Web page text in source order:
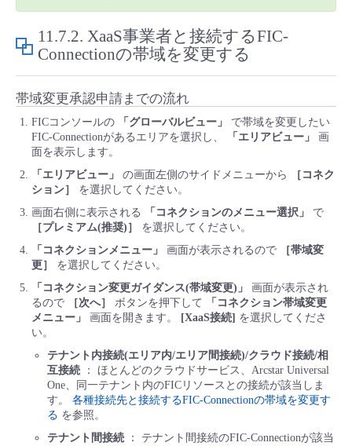
11.7.2. XaaS事業者と接続するFIC-
Connectionの帯域を変更する
帯域変更承認申請までの流れ
FICコンソールの 「グローバルビュー」
で帯域を変更したい
FIC-Connectionがあるエリアを選択し、
「エリアビュー」
画
面を表示します。
「エリアビュー」
の画面左側のサイドメニューから
［コネク
ション］
を選択してください。
画面右側に表示される
「コネクションのメニュー選択」
で
［プレミアム(推奨)］
を選択してください。
「コネクションメニュー」
画面が表示されるので
［帯域変
更］
を選択してください。
「コネクション変更ガイダンス(帯域変更)」
画面が表示され
るので
［次へ］ ボタンを押下して
「コネクション帯域変更
メニュー」
画面を開きます。 [XaaS接続] を選択してくださ
い。
テナント内接続(エリア内/エリア間接続)/クラウド接続/相
互接続 ： ほとんどのクラウドサービス、Arcstar Universal
One、同一テナント内のFICリソースとの接続が該当しま
す。 各種接続先と接続するFIC-Connectionの帯域を変更す
る を参照。
テナント間接続 ： テナント間接続のFIC-Connectionが該当